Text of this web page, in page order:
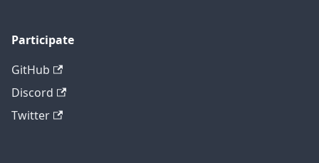
Participate
GitHub
Discord
Twitter